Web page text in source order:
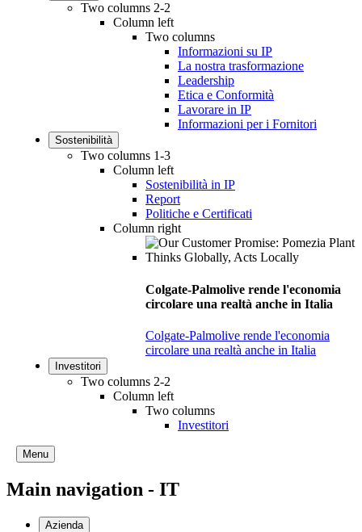
Two columns 2-2
Column left
Two columns
Informazioni su IP
La nostra trasformazione
Leadership
Etica e Conformità
Lavorare in IP
Informazioni per i Fornitori
Sostenibilità
Two columns 1-3
Column left
Sostenibilità in IP
Report
Politiche e Certificati
Column right
Colgate-Palmolive rende l'economia
circolare una realtà anche in Italia
Colgate-Palmolive rende l'economia
circolare una realtà anche in Italia
Investitori
Two columns 2-2
Column left
Two columns
Investitori
Menu
Main navigation - IT
Azienda